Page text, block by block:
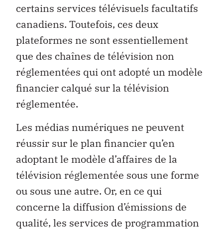
certains services télévisuels facultatifs
canadiens. Toutefois, ces deux
plateformes ne sont essentiellement
que des chaînes de télévision non
réglementées qui ont adopté un modèle
financier calqué sur la télévision
réglementée.
Les médias numériques ne peuvent
réussir sur le plan financier qu’en
adoptant le modèle d’af­faires de la
télévision réglementée sous une forme
ou sous une autre. Or, en ce qui
concerne la diffusion d’émissions de
qualité, les services de programmation